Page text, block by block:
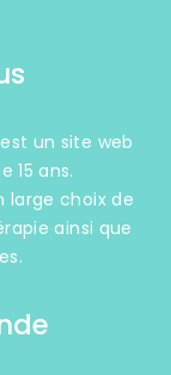
un site web
15 ans.
large choix de
ainsi que